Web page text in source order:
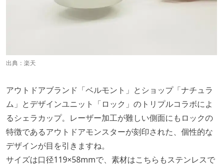
出典： 楽天
アウトドアブランド「ベルモント」とショップ「ナチュラ
ム」とデザインユニット「ロック」のトリプルコラボによ
るシェラカップ。レーザー加工が難しい側面にもロックの
特徴であるアウトドアモンスターが刻印された、個性的な
デザインが目を引きますね。
サイズは口径119×58mmで、素材はこちらもステンレスで